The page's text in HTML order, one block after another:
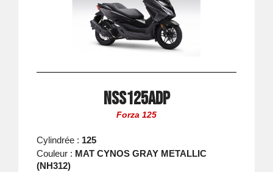
NSS125ADP
Forza 125
Cylindrée : 125
Couleur : MAT CYNOS GRAY METALLIC
(NH312)